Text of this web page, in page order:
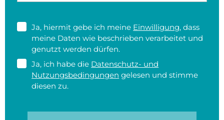
Ja, hiermit gebe ich meine Einwilligung, dass
meine Daten wie beschrieben verarbeitet und
genutzt werden dürfen.
Ja, ich habe die Datenschutz- und
Nutzungsbedingungen gelesen und stimme
diesen zu.